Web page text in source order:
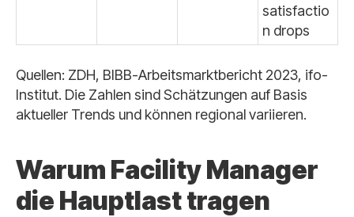
satisfactio
n drops
Quellen: ZDH, BIBB-Arbeitsmarktbericht 2023, ifo-
Institut. Die Zahlen sind Schätzungen auf Basis
aktueller Trends und können regional variieren.
Warum Facility Manager
die Hauptlast tragen